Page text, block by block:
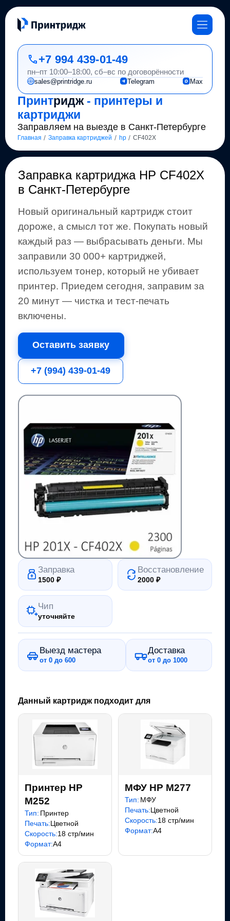
Принтридж- принтеры и
картриджи
Заправляем на выезде в Санкт-Петербурге
Главная / Заправка картриджей / hp / CF402X
+7 994 439-01-49
пн–пт 10:00–18:00, сб–вс по договорённости
sales@printridge.ru Telegram Max
Заправка картриджа HP CF402X
в Санкт-Петербурге
Новый оригинальный картридж стоит
дороже, а смысл тот же. Покупать новый
каждый раз — выбрасывать деньги. Мы
заправили 30 000+ картриджей,
используем тонер, который не убивает
принтер. Приедем сегодня, заправим за
20 минут — чистка и тест-печать
включены.
Оставить заявку
+7 (994) 439-01-49
Заправка
1500₽
Восстановление
2000₽
Чип
уточняйте
Выезд мастера
от 0 до 600
Доставка
от 0 до 1000
Данный картридж подходит для
Принтер HP
M252
Тип: Принтер
Печать:Цветной
Скорость:18 стр/мин
Формат:A4
МФУ HP M277
Тип: МФУ
Печать:Цветной
Скорость:18 стр/мин
Формат:A4